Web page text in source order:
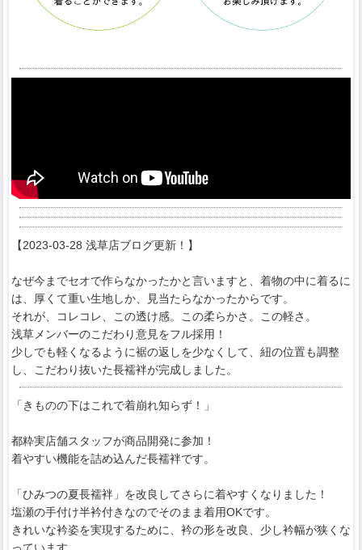
【2023-03-28 浅草店ブログ更新！】
なぜ今までセオで作らなかったかと言いますと、着物の中に着るに
は、厚くて重い生地しか、見当たらなかったからです。
それが、コレコレ、この透け感。この柔らかさ。この軽さ。
浅草メンバーのこだわり意見をフル採用！
少しでも軽くなるように裾の返しを少なくして、紐の位置も調整
し、こだわり抜いた長襦袢が完成しました。
「きものの下はこれで着崩れ知らず！」
都粋実店舗スタッフが商品開発に参加！
着やすい機能を詰め込んだ長襦袢です。
「ひみつの夏長襦袢」を改良してさらに着やすくなりました！
塩瀬の手付け半衿付きなのでそのまま着用OKです。
きれいな衿姿を実現するために、衿の形を改良、少し衿幅が狭くな